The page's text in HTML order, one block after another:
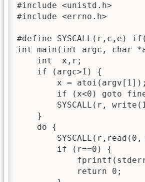
#include <unistd.h>
#include <errno.h>
#define
int main(int argc, char
    int  x,r;
    if (argc>1) {
    }
    do {